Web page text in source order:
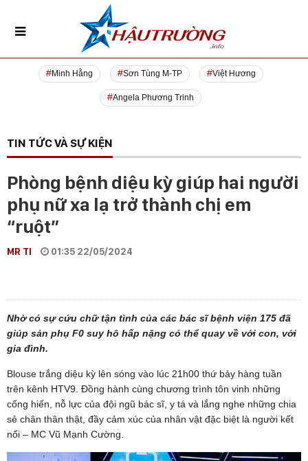
Minh Hằng Sơn Tùng M-TP Việt Hương
Angela Phương Trinh
TIN TỨC VÀ SỰ KIỆN
Phòng bệnh diệu kỳ giúp hai người
phụ nữ xa lạ trở thành chị em
“ruột”
MR TI 01:35 22/05/2024
Nhờ có sự cứu chữ tận tình của các bác sĩ bệnh viện 175 đã
giúp sản phụ F0 suy hô hấp nặng có thể quay về với con, với
gia đình.
Blouse trắng diệu kỳ lên sóng vào lúc 21h00 thứ bảy hàng tuần
trên kênh HTV9. Đồng hành cùng chương trình tôn vinh những
cống hiến, nỗ lực của đội ngũ bác sĩ, y tá và lắng nghe những chia
sẻ chân thân thật, đầy cảm xúc của nhân vật đặc biệt là người kết
nối – MC Vũ Mạnh Cường.